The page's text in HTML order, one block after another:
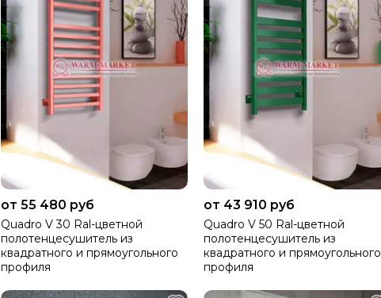
от 55 480 руб
Quadro V 30 Ral-цветной
полотенцесушитель из
квадратного и прямоугольного
профиля
от 43 910 руб
Quadro V 50 Ral-цветной
полотенцесушитель из
квадратного и прямоугольного
профиля